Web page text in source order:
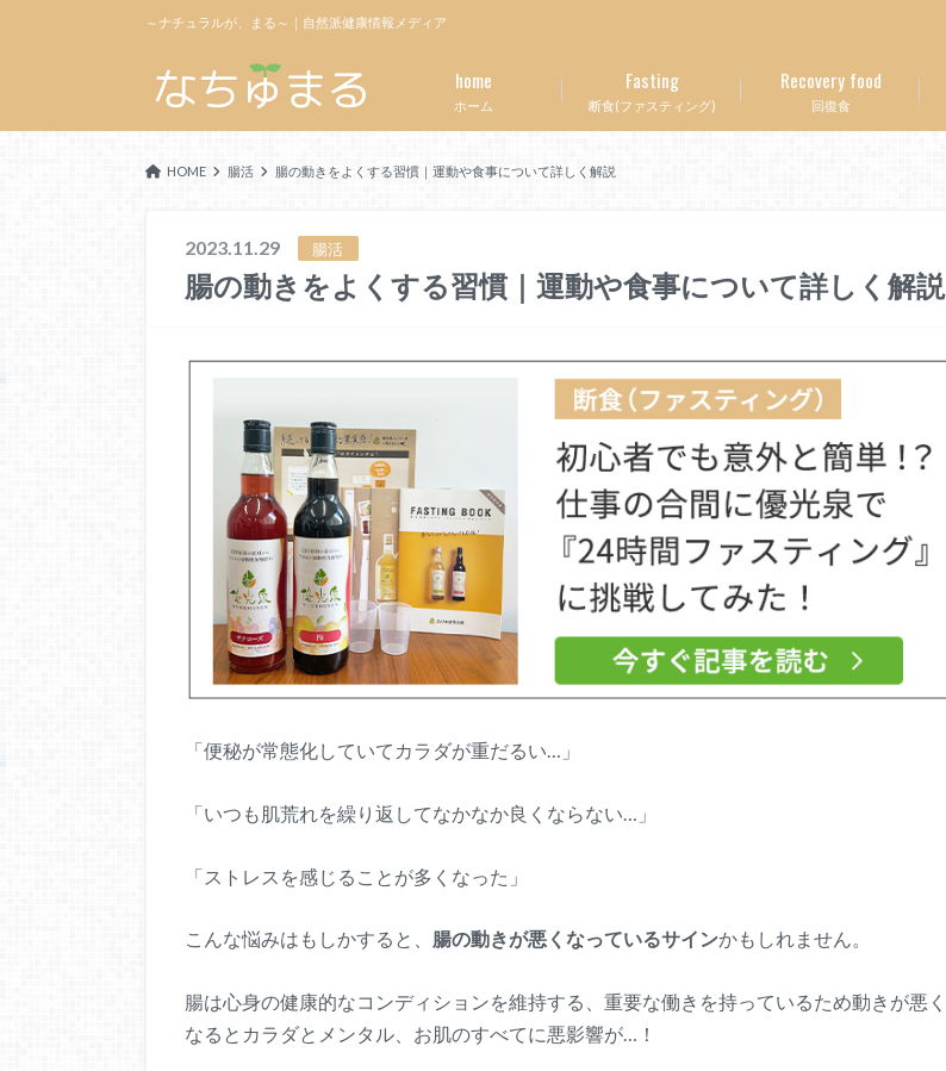
～ナチュラルが、まる～｜自然派健康情報メディア
ホーム
home
断食(ファスティング)
Fasting
回復食
Recovery food
HOME 腸活 腸の動きをよくする習慣｜運動や食事について詳しく解説
2023.11.29 腸活
腸の動きをよくする習慣｜運動や食事について詳しく解説
「便秘が常態化していてカラダが重だるい…」
「いつも肌荒れを繰り返してなかなか良くならない…」
「ストレスを感じることが多くなった」
こんな悩みはもしかすると、 腸の動きが悪くなっているサインかもしれません。
腸は心身の健康的なコンディションを維持する、重要な働きを持っているため動きが悪く
なるとカラダとメンタル、お肌のすべてに悪影響が…！